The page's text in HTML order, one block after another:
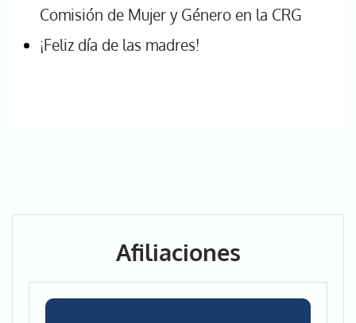
Comisión de Mujer y Género en la CRG
¡Feliz día de las madres!
Afiliaciones